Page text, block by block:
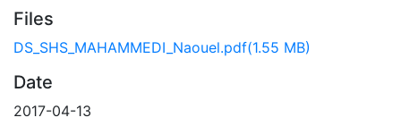
Files
DS_SHS_MAHAMMEDI_Naouel.pdf(1.55 MB)
Date
2017-04-13